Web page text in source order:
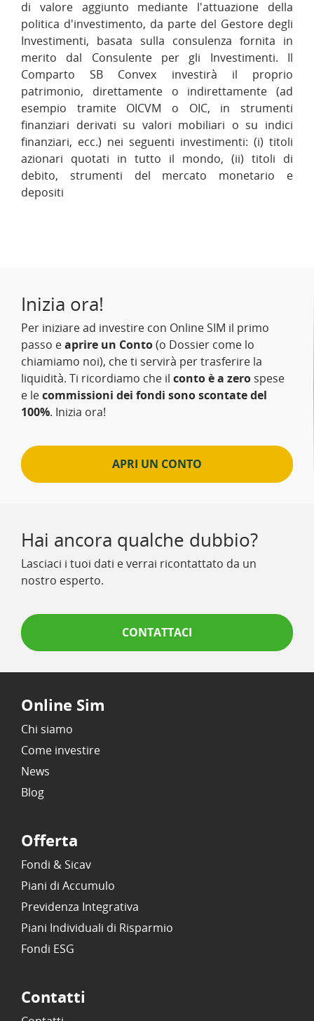
di valore aggiunto mediante l'attuazione della
politica d'investimento, da parte del Gestore degli
Investimenti, basata sulla consulenza fornita in
merito dal Consulente per gli Investimenti. Il
Comparto SB Convex investirà il proprio
patrimonio, direttamente o indirettamente (ad
esempio tramite OICVM o OIC, in strumenti
finanziari derivati su valori mobiliari o su indici
finanziari, ecc.) nei seguenti investimenti: (i) titoli
azionari quotati in tutto il mondo, (ii) titoli di
debito, strumenti del mercato monetario e
depositi
Inizia ora!
Per iniziare ad investire con Online SIM il primo
passo eaprire un Conto(o Dossier come lo
chiamiamo noi), che ti servirà per trasferire la
liquidità. Ti ricordiamo che il conto è a zero spese
e lecommissioni dei fondi sono scontate del
100%. Inizia ora!
APRI UN CONTO
Hai ancora qualche dubbio?
Lasciaci i tuoi dati e verrai ricontattato da un
nostro esperto.
CONTATTACI
Online Sim
Chi siamo
Come investire
News
Blog
Offerta
Fondi & Sicav
Piani di Accumulo
Previdenza Integrativa
Piani Individuali di Risparmio
Fondi ESG
Contatti